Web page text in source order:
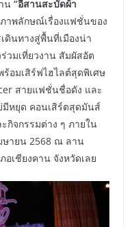
น “อีสานสะบัดผ้า
าพลักษณ์เรื่องแฟชั่นของ
ดินทางสู่พื้นที่เมืองน่า
วมเที่ยวงาน สัมผัสอัต
อมเสิร์ฟไฮไลต์สุดพิเศษ
สายแฟชั่นชื่อดัง และ
หยุด คอนเสิร์ตสุดมันส์
กิจกรรมต่าง ๆ ภายใน
ษายน 2568 ณ ลาน
เชียงคาน จังหวัดเลย